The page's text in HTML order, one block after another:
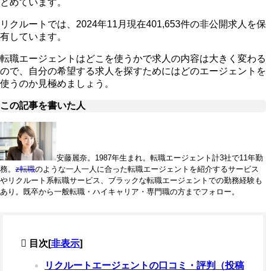
リクルートでは、2024年11月現在401,653件の非公開求人を保
有しています。
転職エージェントはどこを使うかで求人の内容は大きく変わる
ので、自分の希望する求人を探すためにはどのエージェントを
使うのか見極めましょう。
この記事を書いた人
安藤麗奈。1987年生まれ。転職エージェント計3社で11年勤
務。 z転職のような一人一人に合った転職エージェントを紹介するサービス
やリクルート系転職サービス、ブラックな転職エージェントでの勤務経験も
あり。既卒から一般転職・ハイキャリア・専門職の方までフォロー。
目次 [非表示]
リクルートエージェントの口コミ・評判（投稿